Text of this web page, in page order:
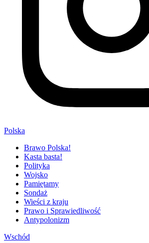
Polska
Brawo Polska!
Kasta basta!
Polityka
Wojsko
Pamiętamy
Sondaż
Wieści z kraju
Prawo i Sprawiedliwość
Antypolonizm
Wschód